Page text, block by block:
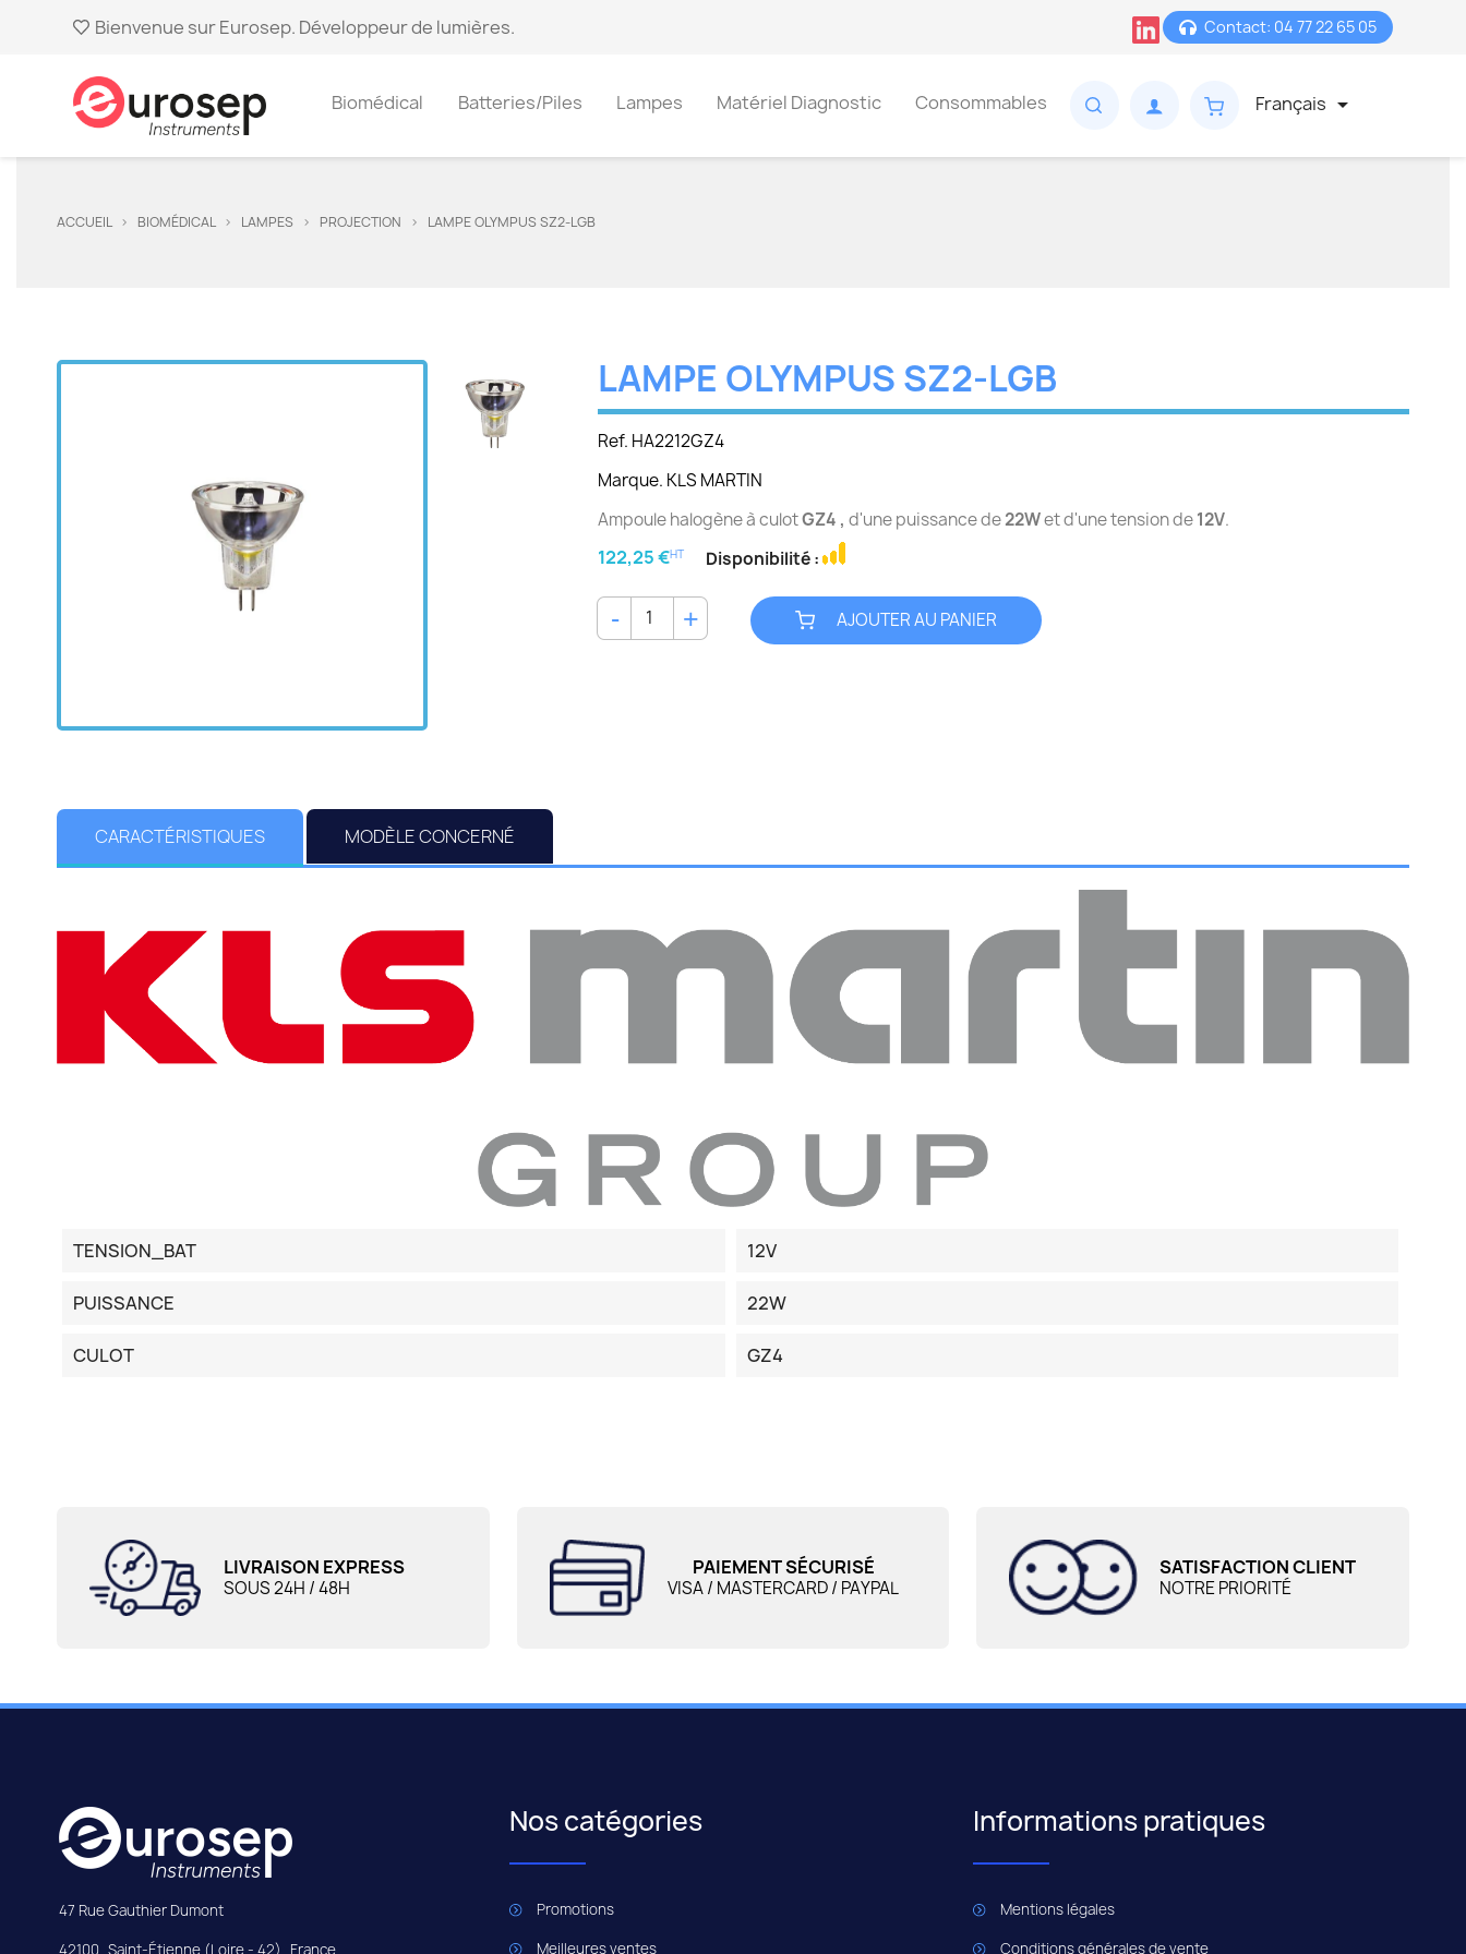
Bienvenue sur Eurosep. Développeur de lumières. Contact: 04 77 22 65 05
Biomédical Batteries/Piles Lampes Matériel Diagnostic Consommables Français 
ACCUEIL BIOMÉDICAL LAMPES PROJECTION LAMPE OLYMPUS SZ2-LGB
LAMPE OLYMPUS SZ2-LGB
Ref. HA2212GZ4
Marque. KLS MARTIN
Ampoule halogène à culotGZ4 , d'une puissance de22Wet d'une tension de12V.
122,25 €HT Disponibilité :
AJOUTER AU PANIER
CARACTÉRISTIQUES MODÈLE CONCERNÉ
TENSION_BAT 12V
PUISSANCE 22W
CULOT GZ4
LIVRAISON EXPRESS
SOUS 24H / 48H
PAIEMENT SÉCURISÉ
VISA / MASTERCARD / PAYPAL
SATISFACTION CLIENT
NOTRE PRIORITÉ
47 Rue Gauthier Dumont
42100 Saint-Étienne (Loire - 42) France
Nos catégories
Promotions
Meilleures ventes
Informations pratiques
Mentions légales
Conditions générales de vente